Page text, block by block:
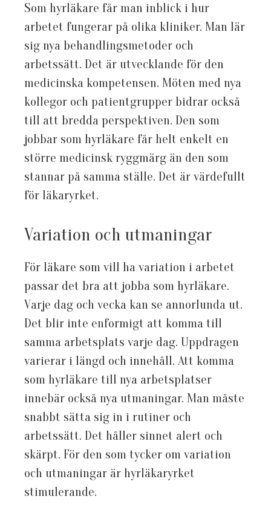
Som hyrläkare får man inblick i hur
arbetet fungerar på olika kliniker. Man lär
sig nya behandlingsmetoder och
arbetssätt. Det är utvecklande för den
medicinska kompetensen. Möten med nya
kollegor och patientgrupper bidrar också
till att bredda perspektiven. Den som
jobbar som hyrläkare får helt enkelt en
större medicinsk ryggmärg än den som
stannar på samma ställe. Det är värdefullt
för läkaryrket.
Variation och utmaningar
För läkare som vill ha variation i arbetet
passar det bra att jobba som hyrläkare.
Varje dag och vecka kan se annorlunda ut.
Det blir inte enformigt att komma till
samma arbetsplats varje dag. Uppdragen
varierar i längd och innehåll. Att komma
som hyrläkare till nya arbetsplatser
innebär också nya utmaningar. Man måste
snabbt sätta sig in i rutiner och
arbetssätt. Det håller sinnet alert och
skärpt. För den som tycker om variation
och utmaningar är hyrläkaryrket
stimulerande.